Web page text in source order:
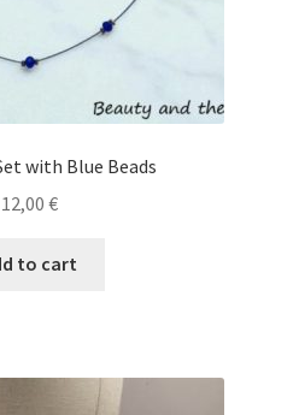
with Blue Beads
12,00 €
to cart